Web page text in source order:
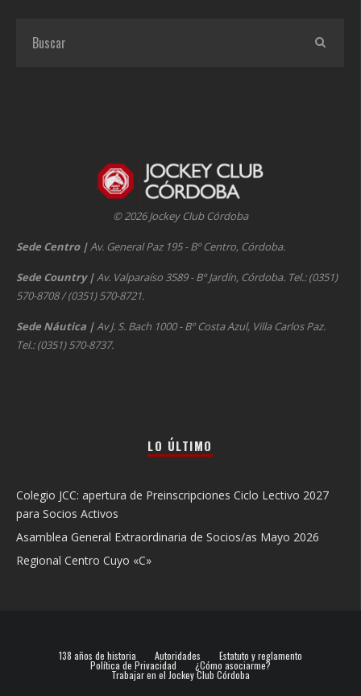
© 2026 Jockey Club Córdoba
Sede Centro |Av. General Paz 195 - Bº Centro, Córdoba.
Sede Country |Av. Valparaíso 3589 - Bº Jardín, Córdoba. Tel.: (0351)
570-8708 / (0351) 570-8721.
Sede Náutica |Av J. S. Bach 1000 - Bº Costa Azul, Villa Carlos Paz.
Tel.: (0351) 570-8737.
LO ÚLTIMO
Colegio JCC: apertura de Preinscripciones Ciclo Lectivo 2027
para Socios Activos
Asamblea General Extraordinaria de Socios/as Mayo 2026
Regional Centro Cuyo «C»
138 años de historia Autoridades Estatuto y reglamento
Política de Privacidad ¿Cómo asociarme?
Trabajar en el Jockey Club Córdoba